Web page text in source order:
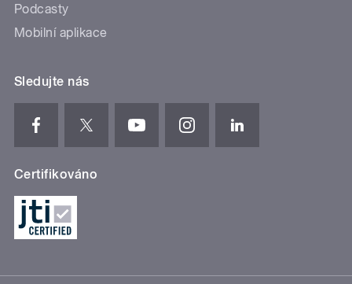
Podcasty
Mobilní aplikace
Sledujte nás
Certifikováno